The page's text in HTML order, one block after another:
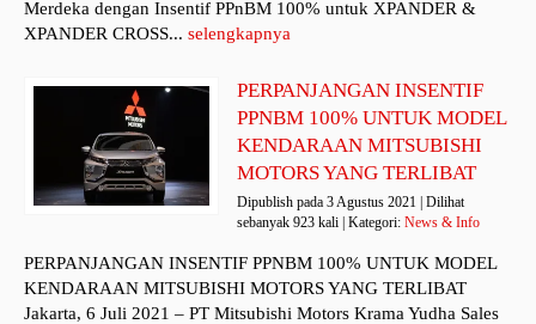
Merdeka dengan Insentif PPnBM 100% untuk XPANDER &
XPANDER CROSS... selengkapnya
PERPANJANGAN INSENTIF
PPNBM 100% UNTUK MODEL
KENDARAAN MITSUBISHI
MOTORS YANG TERLIBAT
Dipublish pada 3 Agustus 2021 | Dilihat
sebanyak 923 kali | Kategori:News & Info
PERPANJANGAN INSENTIF PPNBM 100% UNTUK MODEL
KENDARAAN MITSUBISHI MOTORS YANG TERLIBAT
Jakarta, 6 Juli 2021 – PT Mitsubishi Motors Krama Yudha Sales